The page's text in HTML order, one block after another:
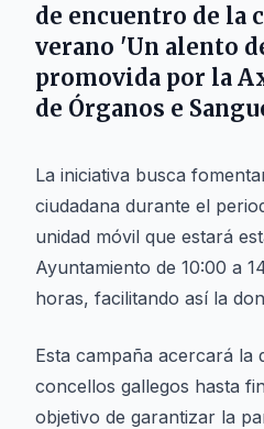
de encuentro de la
verano 'Un alento
promovida por la
de Órganos e
La iniciativa busca
ciudadana durante el
unidad móvil que estará
Ayuntamiento de 10:00 a
horas, facilitando así la
Esta campaña acercará la
concellos gallegos hasta
objetivo de garantizar la